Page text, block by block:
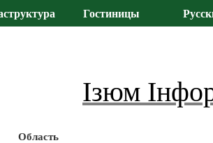
Гостиницы
Ізюм
Область